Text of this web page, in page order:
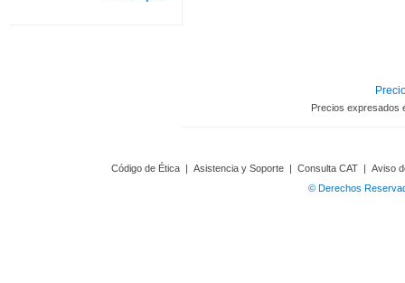
Precios expresados
Código de Ética | Asistencia y Soporte | Consulta CAT | Aviso
© Derechos